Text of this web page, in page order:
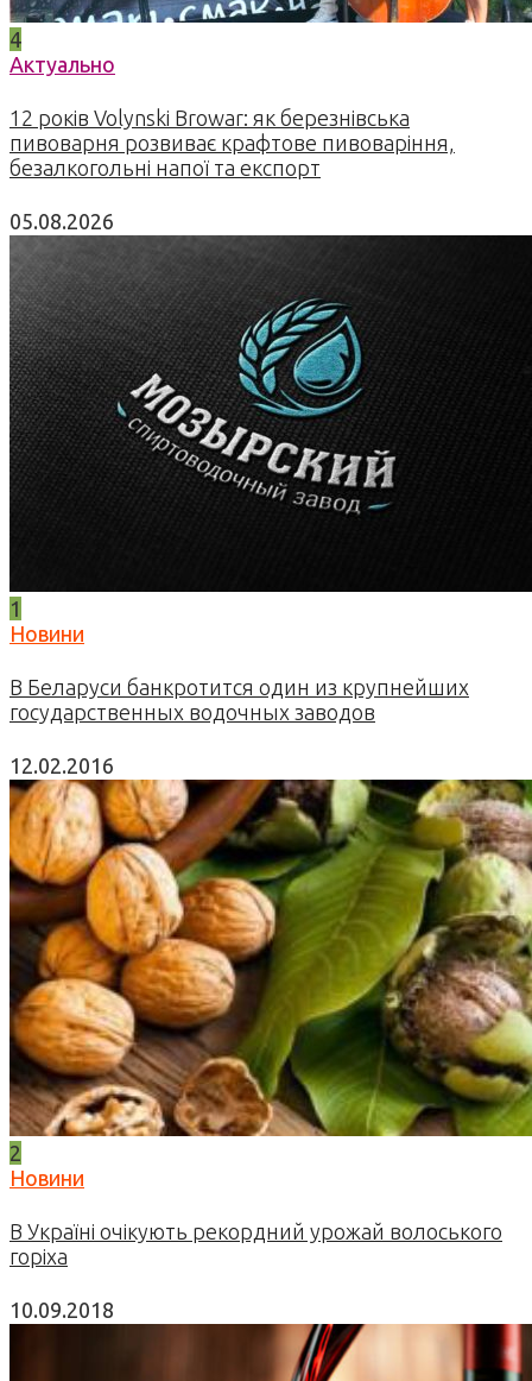
4
Актуально
12 років Volynski Browar: як березнівська
пивоварня розвиває крафтове пивоваріння,
безалкогольні напої та експорт
05.08.2026
1
Новини
В Беларуси банкротится один из крупнейших
государственных водочных заводов
12.02.2016
2
Новини
В Україні очікують рекордний урожай волоського
горіха
10.09.2018